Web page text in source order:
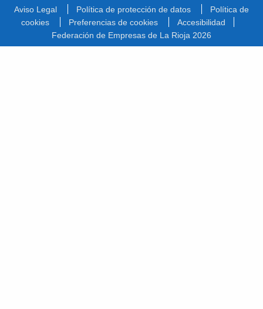
Aviso Legal Política de protección de datos
Política de
cookies
Preferencias de cookies
Accesibilidad
Federación de Empresas de La Rioja 2026